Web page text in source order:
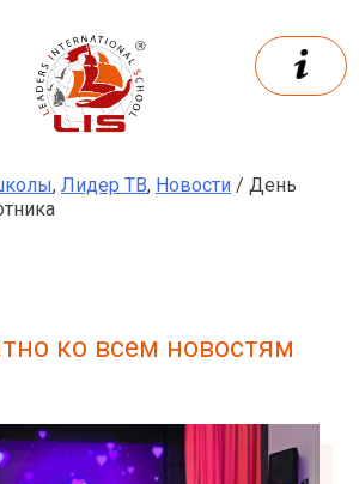
, Лидер ТВ, Новости / День
ко всем новостям